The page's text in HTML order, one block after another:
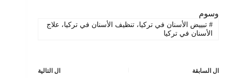
وسوم
#تبييض الأسنان في تركيا، تنظيف الأسنان في تركيا، علاج
الأسنان في تركيا
ال السابقة ال التالية